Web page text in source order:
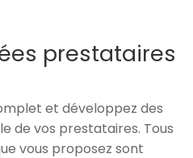
prestataires
et développez des
de vos prestataires. Tous
vous proposez sont